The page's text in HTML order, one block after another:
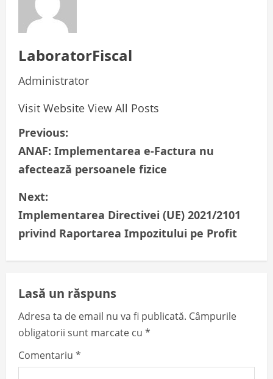
LaboratorFiscal
Administrator
Visit Website View All Posts
P
o
s
t
n
a
v
i
g
a
Previous:
ANAF: Implementarea e-Factura nu
afectează persoanele fizice
Next:
Implementarea Directivei (UE) 2021/2101
privind Raportarea Impozitului pe Profit
Lasă un răspuns
Adresa ta de email nu va fi publicată. Câmpurile
obligatorii sunt marcate cu *
Comentariu *